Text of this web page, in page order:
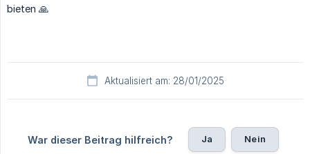
bieten 🙏
Aktualisiert am: 28/01/2025
War dieser Beitrag hilfreich? Ja Nein